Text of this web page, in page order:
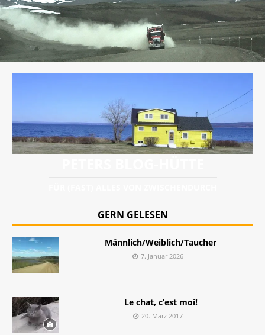
GERN GELESEN
Männlich/Weiblich/Taucher
7. Januar 2026
Le chat, c’est moi!
20. März 2017